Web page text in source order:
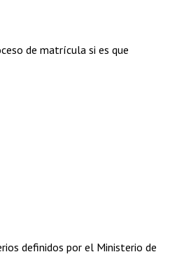
de matrícula si es que
definidos por el Ministerio de